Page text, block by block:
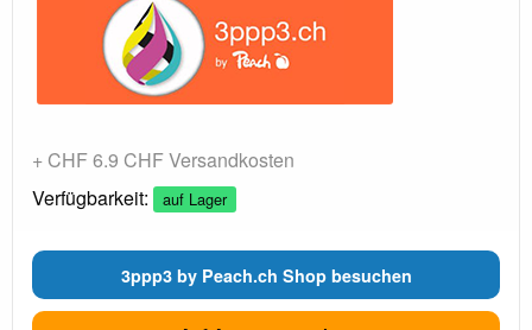
+ CHF 6.9 CHF Versandkosten
Verfügbarkeit:
auf Lager
3ppp3 by Peach.ch Shop besuchen